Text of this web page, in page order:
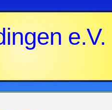
e.V.